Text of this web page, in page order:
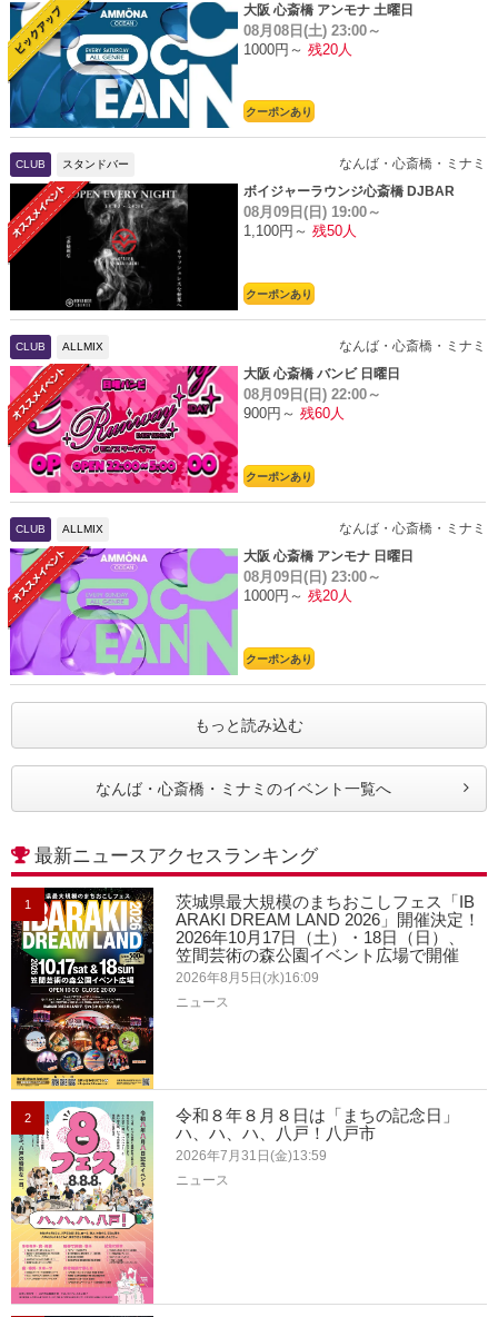
大阪 心斎橋 アンモナ 土曜日
08月08日(土) 23:00～
1000円～ 残20人
クーポンあり
CLUB スタンドバー
なんば・心斎橋・ミナミ
ボイジャーラウンジ心斎橋 DJBAR
08月09日(日) 19:00～
1,100円～ 残50人
クーポンあり
CLUB ALLMIX
なんば・心斎橋・ミナミ
大阪 心斎橋 バンビ 日曜日
08月09日(日) 22:00～
900円～ 残60人
クーポンあり
CLUB ALLMIX
なんば・心斎橋・ミナミ
大阪 心斎橋 アンモナ 日曜日
08月09日(日) 23:00～
1000円～ 残20人
クーポンあり
もっと読み込む
なんば・心斎橋・ミナミのイベント一覧へ
最新ニュースアクセスランキング
1
茨城県最大規模のまちおこしフェス「IB
ARAKI DREAM LAND 2026」開催決定！
2026年10月17日（土）・18日（日）、
笠間芸術の森公園イベント広場で開催
2026年8月5日(水)16:09
ニュース
2
令和８年８月８日は「まちの記念日」
ハ、ハ、ハ、八戸！八戸市
2026年7月31日(金)13:59
ニュース